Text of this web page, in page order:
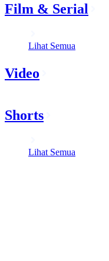
Film & Serial
Lihat Semua
Video
Shorts
Lihat Semua